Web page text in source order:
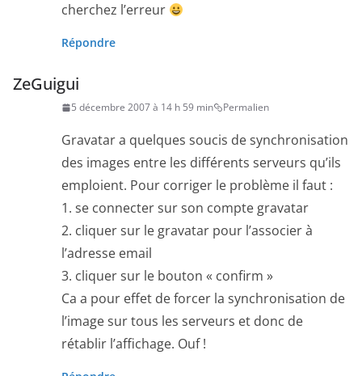
cherchez l’erreur
Répondre
ZeGuigui
5 décembre 2007 à 14 h 59 min Permalien
Gravatar a quelques soucis de synchronisation
des images entre les différents serveurs qu’ils
emploient. Pour corriger le problème il faut :
1. se connecter sur son compte gravatar
2. cliquer sur le gravatar pour l’associer à
l’adresse email
3. cliquer sur le bouton « confirm »
Ca a pour effet de forcer la synchronisation de
l’image sur tous les serveurs et donc de
rétablir l’affichage. Ouf !